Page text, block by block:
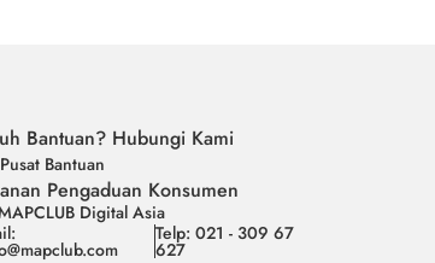
Bantuan? Hubungi Kami
Pusat Bantuan
Pengaduan Konsumen
Digital Asia
Telp: 021 - 309 67
627